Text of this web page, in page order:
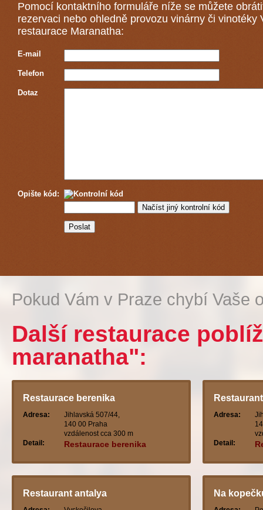
Pomocí kontaktního formuláře níže se můžete
rezervaci nebo ohledně provozu vinárny či vinotéky
restaurace Maranatha:
E-mail
Telefon
Dotaz
Opište kód:
Pokud Vám v Praze chybí Vaše
Další restaurace
maranatha":
Restaurace berenika
Adresa:
Jihlavská 507/44,
140 00 Praha
vzdálenost cca 300 m
Detail:
Restaurace berenika
Adresa:
Detail:
Restaurant antalya Na